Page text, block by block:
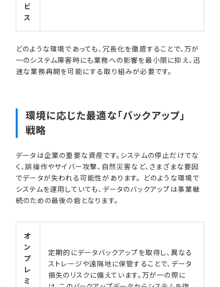
ビ
ス
どのような環境であっても、冗長化を徹底することで、万が
一のシステム障害時にも業務への影響を最小限に抑え、迅
速な業務再開を可能にする取り組みが必要です。
環境に​応じた​最適な​「バックアップ」​
戦略
データは企業の重要な資産です。システムの停止だけでな
く、誤操作やサイバー攻撃、自然災害など、さまざまな要因
でデータが失われる可能性があります。 どのような環境で
システムを運用していても、データのバックアップは事業継
続のための最後の砦となります。
オ
ン
プ
レ
ミ
定期的にデータバックアップを取得し、異なる
ストレージや遠隔地に保管することで、データ
損失のリスクに備えています。万が一の際に